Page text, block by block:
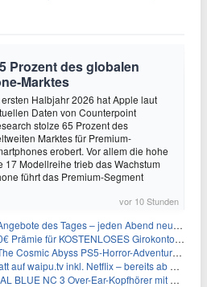
Prozent des globalen
Marktes
ersten Halbjahr 2026 hat Apple laut
Daten von Counterpoint
stolze 65 Prozent des
Marktes für Premium-
erobert. Vor allem die hohe
17 Modellreihe trieb das Wachstum
führt das Premium-Segment
vor 10 Stunden
des Tages – jeden Abend neue Deals zum Stöbern
KOSTENLOSES Girokonto bei der Santander – 50€ schon nach 1 Woche!
Cosmic Abyss PS5-Horror-Adventure für 27,99€
waipu.tv inkl. Netflix – bereits ab 9€/Monat (statt 17,99€)
NC 3 Over-Ear-Kopfhörer mit ANC für 149,99€